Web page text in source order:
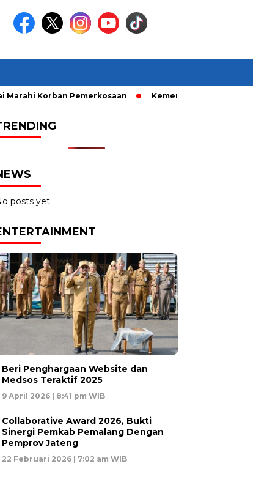
Korban Pemerkosaan Kemendag Cabut Larangan
posts yet.
Beri Penghargaan Website dan
Medsos Teraktif 2025
9 April 2026 | 8:41 pm WIB
Collaborative Award 2026, Bukti
Sinergi Pemkab Pemalang Dengan
Pemprov Jateng
22 Februari 2026 | 7:02 am WIB